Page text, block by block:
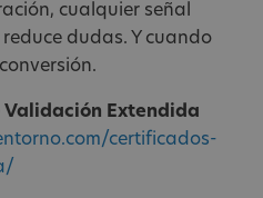
cualquier señal
dudas. Y cuando
Validación Extendida
certificados-